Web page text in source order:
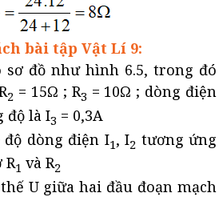
bài tập Vật Lí 9:
sơ đồ như hình 6.5, trong đó
2 = 15Ω ; R3 = 10Ω ; dòng điện
độ là I3 = 0,3A
độ dòng điện I1, I2 tương ứng
R1 và R2
U giữa hai đầu đoạn mạch